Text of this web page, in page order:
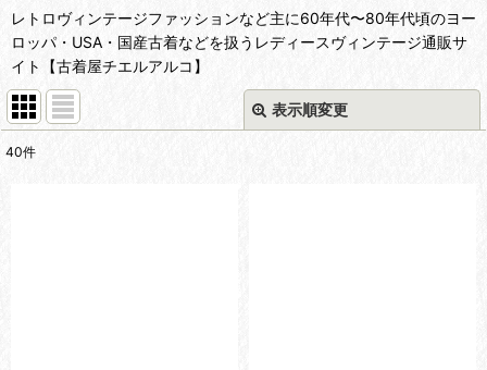
レトロヴィンテージファッションなど主に60年代〜80年代頃のヨー
ロッパ・USA・国産古着などを扱うレディースヴィンテージ通販サ
イト【古着屋チエルアルコ】
表示順変更
40件